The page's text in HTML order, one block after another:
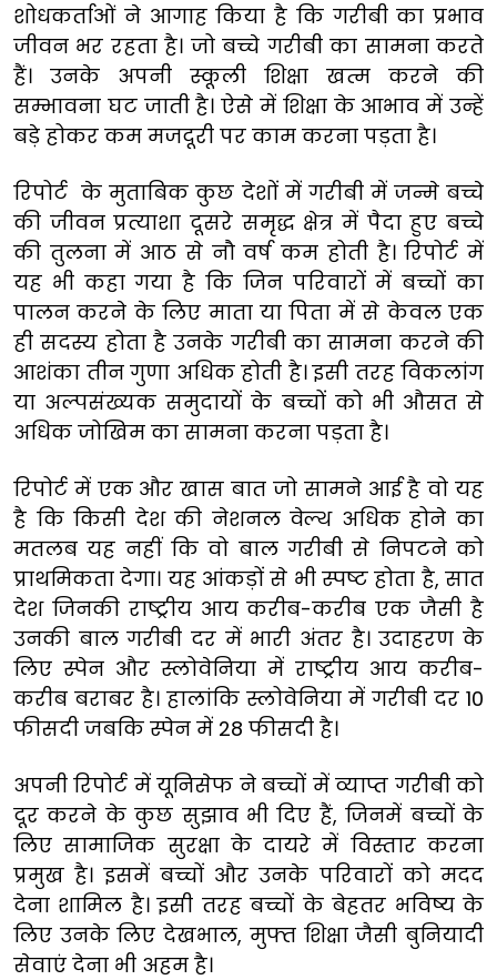
शोधकर्ताओं ने आगाह किया है कि गरीबी का प्रभाव
जीवन भर रहता है। जो बच्चे गरीबी का सामना करते
हैं। उनके अपनी स्कूली शिक्षा खत्म करने की
सम्भावना घट जाती है। ऐसे में शिक्षा के आभाव में उन्हें
बड़े होकर कम मजदूरी पर काम करना पड़ता है।
रिपोर्ट के मुताबिक कुछ देशों में गरीबी में जन्मे बच्चे
की जीवन प्रत्याशा दूसरे समृद्ध क्षेत्र में पैदा हुए बच्चे
की तुलना में आठ से नौ वर्ष कम होती है। रिपोर्ट में
यह भी कहा गया है कि जिन परिवारों में बच्चों का
पालन करने के लिए माता या पिता में से केवल एक
ही सदस्य होता है उनके गरीबी का सामना करने की
आशंका तीन गुणा अधिक होती है। इसी तरह विकलांग
या अल्पसंख्यक समुदायों के बच्चों को भी औसत से
अधिक जोखिम का सामना करना पड़ता है।
रिपोर्ट में एक और खास बात जो सामने आई है वो यह
है कि किसी देश की नेशनल वेल्थ अधिक होने का
मतलब यह नहीं कि वो बाल गरीबी से निपटने को
प्राथमिकता देगा। यह आंकड़ों से भी स्पष्ट होता है, सात
देश जिनकी राष्ट्रीय आय करीब-करीब एक जैसी है
उनकी बाल गरीबी दर में भारी अंतर है। उदाहरण के
लिए स्पेन और स्लोवेनिया में राष्ट्रीय आय करीब-
करीब बराबर है। हालांकि स्लोवेनिया में गरीबी दर 10
फीसदी जबकि स्पेन में 28 फीसदी है।
अपनी रिपोर्ट में यूनिसेफ ने बच्चों में व्याप्त गरीबी को
दूर करने के कुछ सुझाव भी दिए हैं, जिनमें बच्चों के
लिए सामाजिक सुरक्षा के दायरे में विस्तार करना
प्रमुख है। इसमें बच्चों और उनके परिवारों को मदद
देना शामिल है। इसी तरह बच्चों के बेहतर भविष्य के
लिए उनके लिए देखभाल, मुफ्त शिक्षा जैसी बुनियादी
सेवाएं देना भी अहम है।